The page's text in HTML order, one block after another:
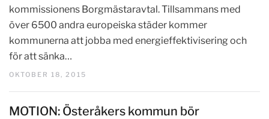
kommissionens Borgmästaravtal. Tillsammans med
över 6500 andra europeiska städer kommer
kommunerna att jobba med energieffektivisering och
för att sänka…
OKTOBER 18, 2015
MOTION: Österåkers kommun bör